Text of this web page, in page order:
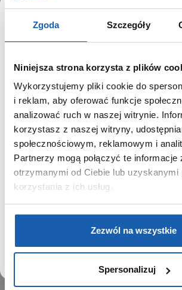
Zgoda Szczegóły
Niniejsza strona korzysta z plików
Wykorzystujemy pliki cookie do
i reklam, aby oferować funkcje
analizować ruch w naszej witrynie.
korzystasz z naszej witryny,
społecznościowym, reklamowym i
Partnerzy mogą połączyć te informacje
otrzymanymi od Ciebie lub uzyskanymi
korzystania z ich usług.
Zezwól na wszystkie
Spersonalizuj
26.09.2024
GRUPA ZIBI
Historia
Misja, wizja i wartości Grupy Zibi
Ważne daty
Kariera
Zgoda na ciasteczka
PRODUKTY
Kalkulatory
SIECI SPRZEDAŻY
SZANOWNY
SZANOWNA
Używamy plików cookie w celach
statystycznych i marketingowych, w
ruch w tej witrynie, optymalizować
zapamiętywać Twoje